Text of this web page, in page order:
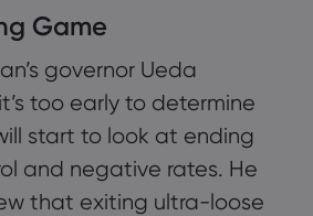
Game
governor Ueda
too early to determine
start to look at ending
and negative rates. He
that exiting ultra-loose